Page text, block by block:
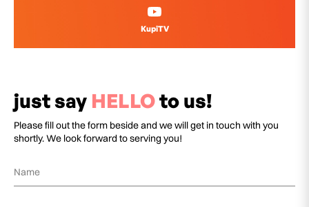
KupiTV
just say HELLOto us!
Please fill out the form beside and we will get in touch with you
shortly. We look forward to serving you!